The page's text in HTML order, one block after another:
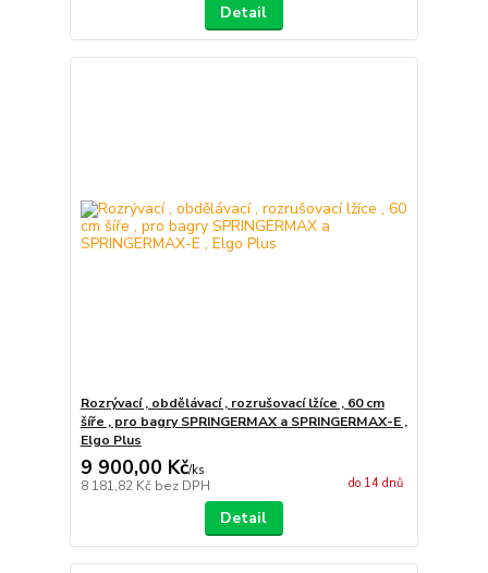
Detail
Rozrývací , obdělávací , rozrušovací lžíce , 60 cm
šíře , pro bagry SPRINGERMAX a SPRINGERMAX-E ,
Elgo Plus
9 900,00 Kč/ks
8 181,82 Kč bez DPH do 14 dnů
Detail